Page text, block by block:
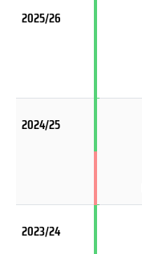
2025/26
2024/25
2023/24